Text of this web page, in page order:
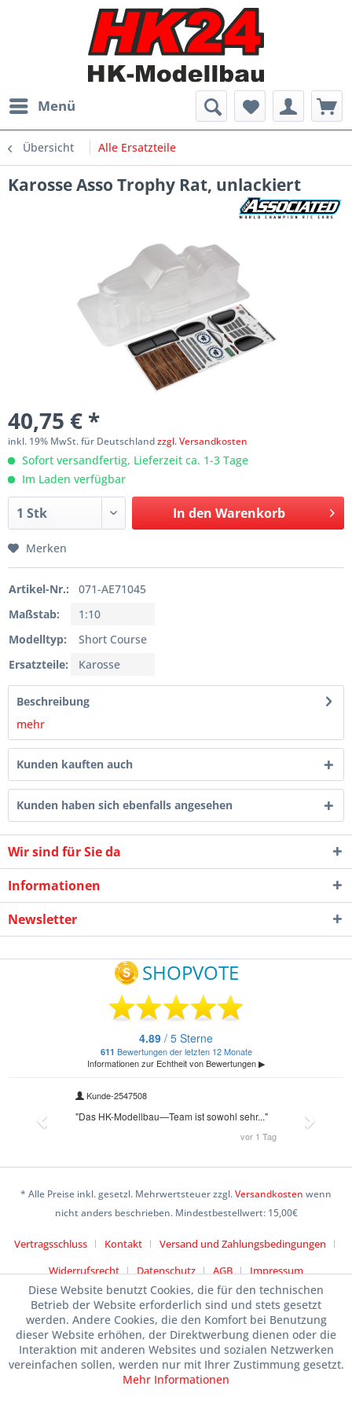
Menü
Übersicht Alle Ersatzteile
Karosse Asso Trophy Rat, unlackiert
40,75 € *
inkl. 19% MwSt. für Deutschlandzzgl. Versandkosten
Sofort versandfertig, Lieferzeit ca. 1-3 Tage
Im Laden verfügbar
In den Warenkorb
Merken
Artikel-Nr.:
071-AE71045
Maßstab:
1:10
Modelltyp:
Short Course
Ersatzteile:
Karosse
Beschreibung
mehr
Kunden kauften auch
Kunden haben sich ebenfalls angesehen
Wir sind für Sie da
Informationen
Newsletter
* Alle Preise inkl. gesetzl. Mehrwertsteuer zzgl.Versandkosten wenn
nicht anders beschrieben. Mindestbestellwert: 15,00€
Vertragsschluss Kontakt
Versand und Zahlungsbedingungen
Widerrufsrecht
Datenschutz AGB Impressum
Diese Website benutzt Cookies, die für den technischen
Betrieb der Website erforderlich sind und stets gesetzt
werden. Andere Cookies, die den Komfort bei Benutzung
dieser Website erhöhen, der Direktwerbung dienen oder die
Interaktion mit anderen Websites und sozialen Netzwerken
vereinfachen sollen, werden nur mit Ihrer Zustimmung gesetzt.
Mehr Informationen